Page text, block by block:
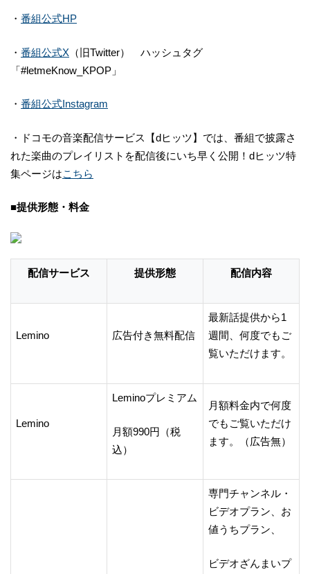
・ 番組公式HP
・ 番組公式X （旧Twitter） ハッシュタグ
「#letmeKnow_KPOP」
・ 番組公式Instagram
・ドコモの音楽配信サービス【dヒッツ】では、番組で披露さ
れた楽曲のプレイリストを配信後にいち早く公開！dヒッツ特
集ページはこちら
■提供形態・料金
配信サービス 提供形態 配信内容
Lemino 広告付き無料配信
最新話提供から1
週間、何度でもご
覧いただけます。
Lemino
Leminoプレミアム
月額990円（税
込）
月額料金内で何度
でもご覧いただけ
ます。（広告無）
専門チャンネル・
ビデオプラン、お
値うちプラン、
ビデオざんまいプ